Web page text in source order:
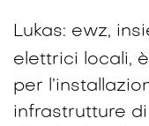
Lukas: ewz,
elettrici locali,
per
infrastrutture